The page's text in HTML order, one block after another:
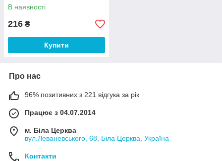
В наявності
216 ₴
Купити
Про нас
96% позитивних з 221 відгука за рік
Працює з 04.07.2014
м. Біла Церква
вул.Леваневського, 68, Біла Церква, Україна
Контакти